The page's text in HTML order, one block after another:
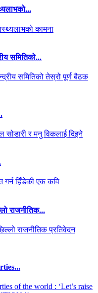
समितिको...
राजनीतिक...